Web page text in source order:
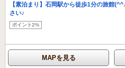
【素泊まり】石岡駅から徒歩1分の旅館
さい♪
ポイント2%
MAPを見る